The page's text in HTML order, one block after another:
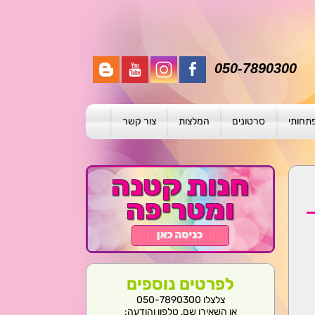
050-7890300
סרטונים המלצות צור קשר
לפרטים נוספים
צלצלו 050-7890300
או השאירו שם, טלפון והודעה: